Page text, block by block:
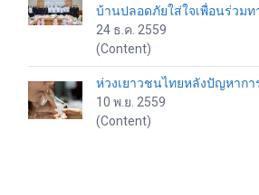
บ้านปลอดภัยใส่ใจเพื่อนร่วมท
24 ธ.ค. 2559
(Content)
ห่วงเยาวชนไทยหลังปัญหาก
10 พ.ย. 2559
(Content)